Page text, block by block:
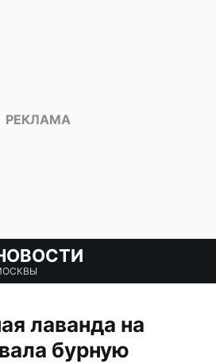
лаванда на
бурную